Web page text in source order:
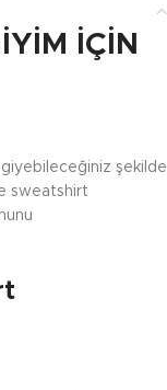
İÇİN
şekilde
sweatshirt